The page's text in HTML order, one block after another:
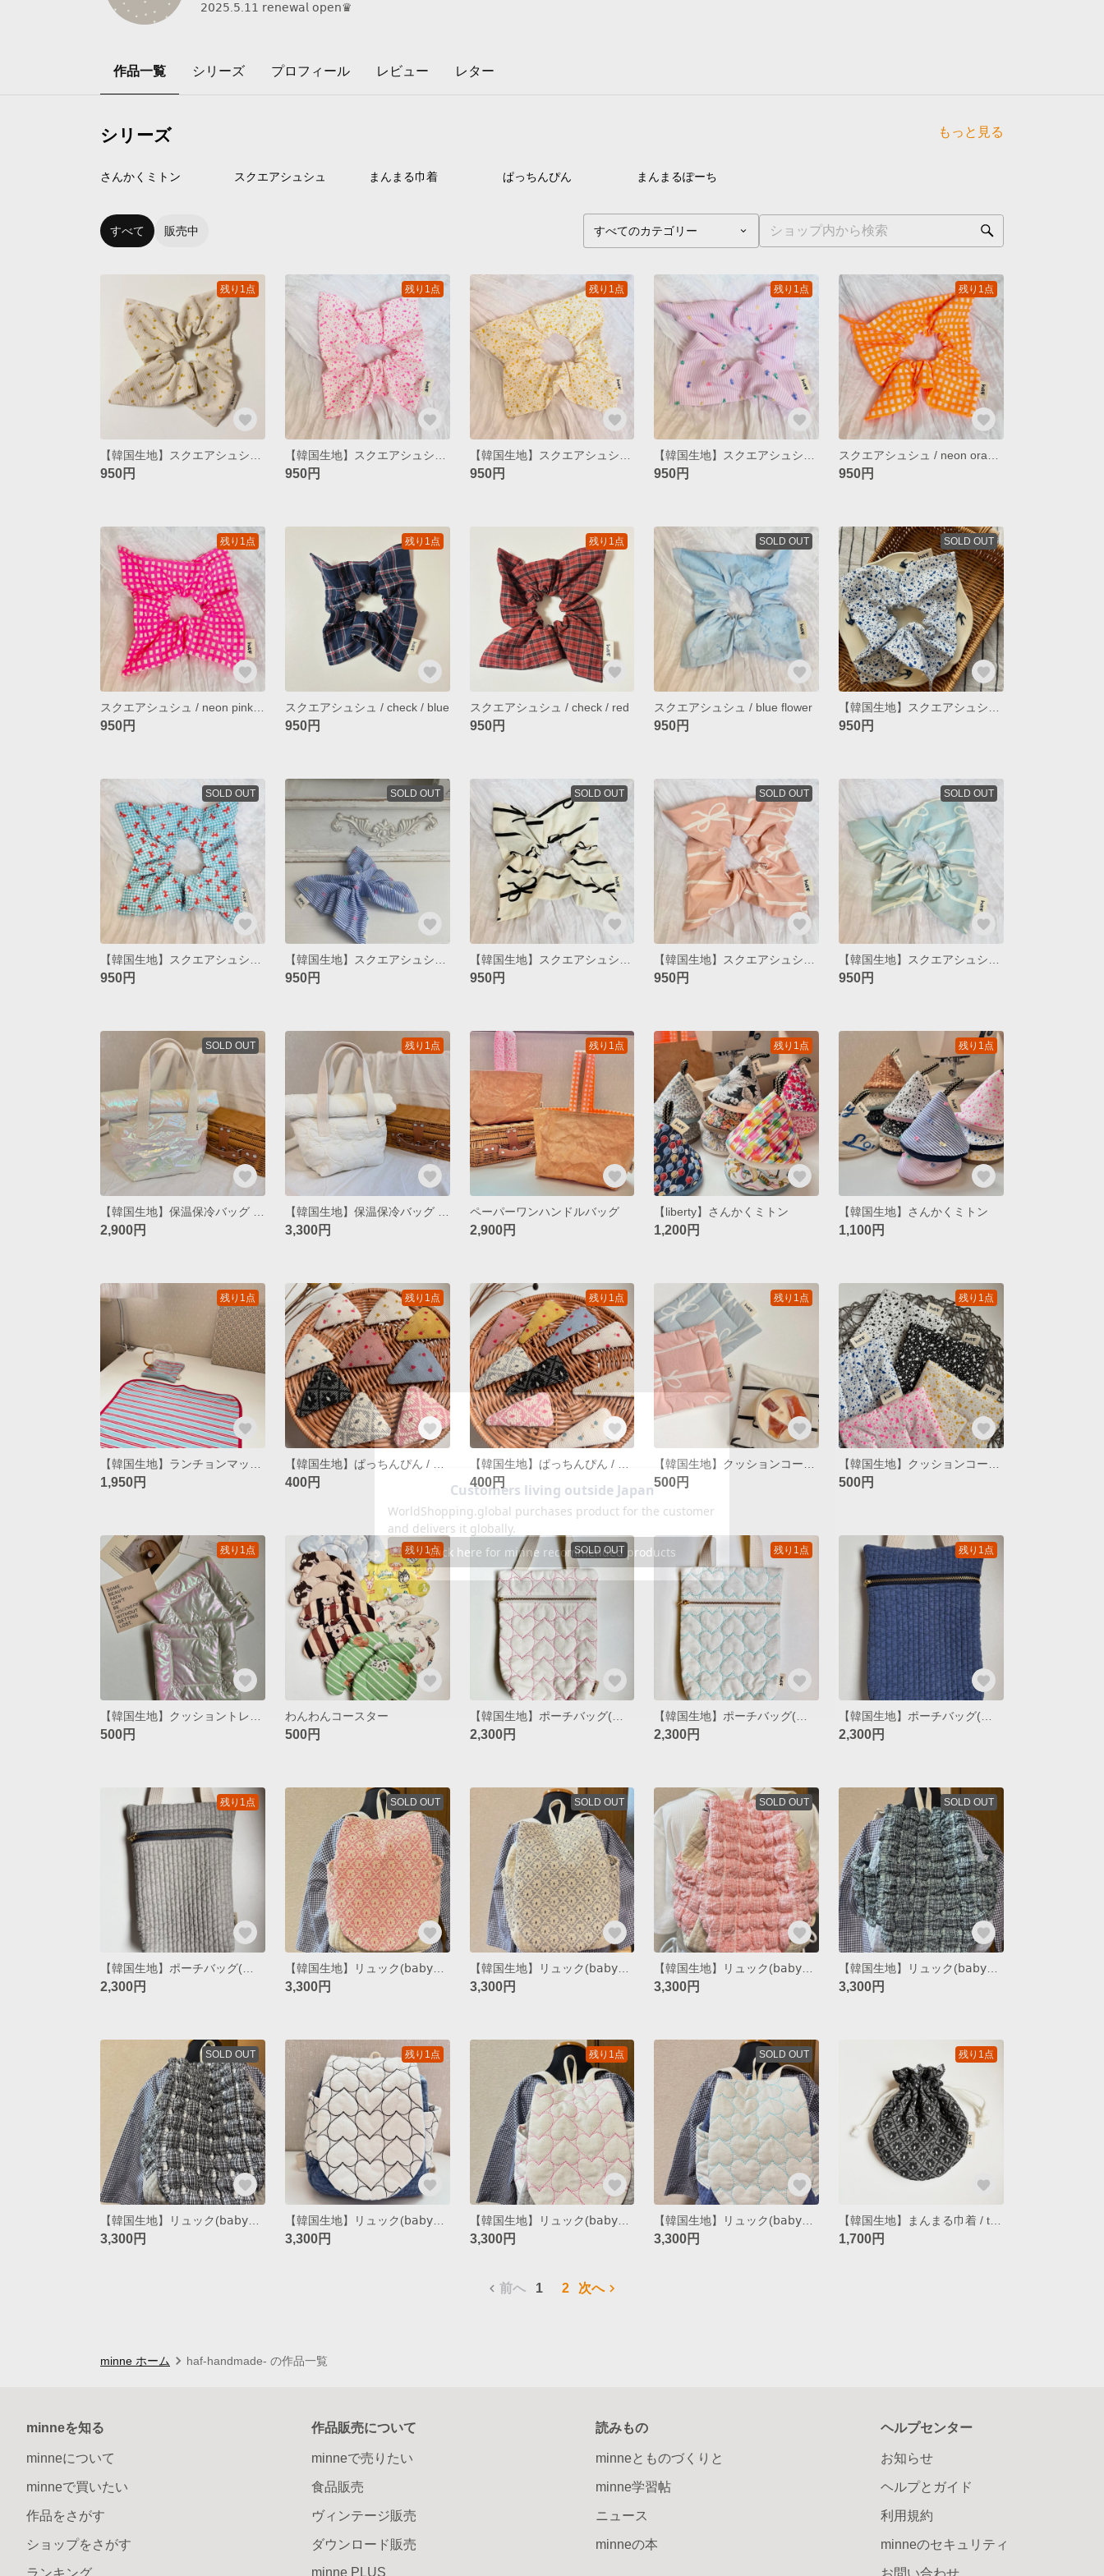
𝟤𝟢𝟤𝟧.𝟧.𝟣𝟣 𝗋𝖾𝗇𝖾𝗐𝖺𝗅 𝗈𝗉𝖾𝗇♛
作品一覧 シリーズ プロフィール レビュー レター
シリーズ もっと見る
さんかくミトン スクエアシュシュ まんまる巾着 ぱっちんぴん まんまるぽーち
すべて 販売中
残り1点
950円
残り1点
950円
残り1点
950円
残り1点
950円
残り1点
950円
残り1点
950円
残り1点
スクエアシュシュ / check / blue
950円
残り1点
スクエアシュシュ / check / red
950円
SOLD OUT
スクエアシュシュ / blue flower
950円
SOLD OUT
950円
SOLD OUT
950円
SOLD OUT
950円
SOLD OUT
950円
SOLD OUT
950円
SOLD OUT
950円
SOLD OUT
2,900円
残り1点
3,300円
残り1点
ペーパーワンハンドルバッグ
2,900円
残り1点
【liberty】さんかくミトン
1,200円
残り1点
【韓国生地】さんかくミトン
1,100円
残り1点
1,950円
残り1点
400円
残り1点
400円
残り1点
500円
残り1点
500円
残り1点
500円
残り1点
わんわんコースター
500円
SOLD OUT
【韓国生地】ポーチバッグ(ハートキルティング)) / pink
2,300円
残り1点
2,300円
残り1点
2,300円
残り1点
2,300円
SOLD OUT
【韓国生地】リュック(𝖻𝖺𝖻𝗒~𝗄𝗂𝖽𝗌) / trellis(pink)
3,300円
SOLD OUT
【韓国生地】リュック(𝖻𝖺𝖻𝗒~𝗄𝗂𝖽𝗌) / trellis(gray)
3,300円
SOLD OUT
3,300円
SOLD OUT
3,300円
SOLD OUT
3,300円
残り1点
【韓国生地】リュック(𝖻𝖺𝖻𝗒~𝗄𝗂𝖽𝗌) / heart(black)
3,300円
残り1点
【韓国生地】リュック(𝖻𝖺𝖻𝗒~𝗄𝗂𝖽𝗌) / heart(pink)
3,300円
SOLD OUT
3,300円
残り1点
1,700円
前へ 1 2 次へ
minne ホーム haf-handmade- の作品一覧
minneを知る
minneについて
minneで買いたい
作品をさがす
ショップをさがす
ランキング
作品販売について
minneで売りたい
食品販売
ヴィンテージ販売
ダウンロード販売
minne PLUS
読みもの
minneとものづくりと
minne学習帖
ニュース
minneの本
ヘルプセンター
お知らせ
ヘルプとガイド
利用規約
minneのセキュリティ
お問い合わせ